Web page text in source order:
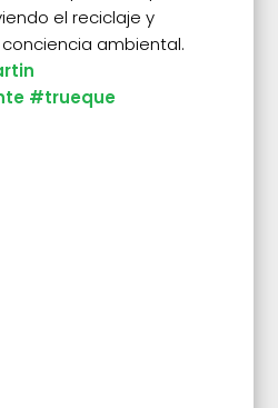
el reciclaje y
ambiental.
#trueque